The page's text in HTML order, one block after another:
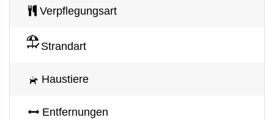
Verpflegungsart
Strandart
Haustiere
Entfernungen